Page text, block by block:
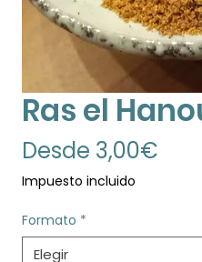
Ras el
Desde 3,00€
Impuesto incluido
Formato *